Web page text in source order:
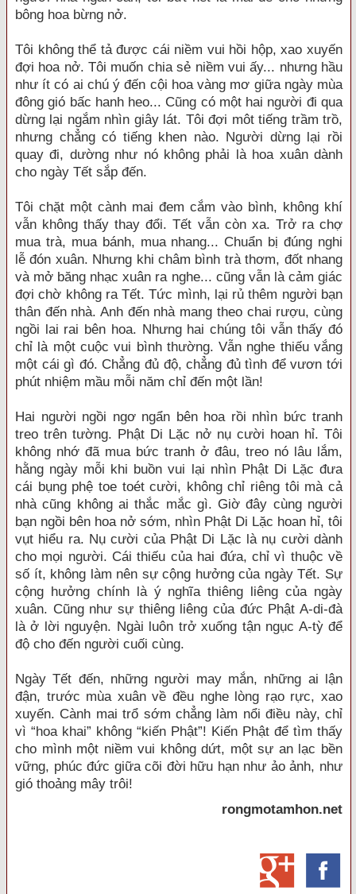
bông hoa bừng nở.
Tôi không thể tả được cái niềm vui hồi hộp, xao xuyến
đợi hoa nở. Tôi muốn chia sẻ niềm vui ấy... nhưng hầu
như ít có ai chú ý đến cội hoa vàng mơ giữa ngày mùa
đông gió bấc hanh heo... Cũng có một hai người đi qua
dừng lại ngắm nhìn giây lát. Tôi đợi môt tiếng trầm trồ,
nhưng chẳng có tiếng khen nào. Người dừng lại rồi
quay đi, dường như nó không phải là hoa xuân dành
cho ngày Tết sắp đến.
Tôi chặt một cành mai đem cắm vào bình, không khí
vẫn không thấy thay đổi. Tết vẫn còn xa. Trở ra chợ
mua trà, mua bánh, mua nhang... Chuẩn bị đúng nghi
lễ đón xuân. Nhưng khi châm bình trà thơm, đốt nhang
và mở băng nhạc xuân ra nghe... cũng vẫn là cảm giác
đợi chờ không ra Tết. Tức mình, lại rủ thêm người bạn
thân đến nhà. Anh đến nhà mang theo chai rượu, cùng
ngồi lai rai bên hoa. Nhưng hai chúng tôi vẫn thấy đó
chỉ là một cuộc vui bình thường. Vẫn nghe thiếu vắng
một cái gì đó. Chẳng đủ độ, chẳng đủ tình để vươn tới
phút nhiệm mầu mỗi năm chỉ đến một lần!
Hai người ngồi ngơ ngẩn bên hoa rồi nhìn bức tranh
treo trên tường. Phật Di Lặc nở nụ cười hoan hỉ. Tôi
không nhớ đã mua bức tranh ở đâu, treo nó lâu lắm,
hằng ngày mỗi khi buồn vui lại nhìn Phật Di Lặc đưa
cái bụng phệ toe toét cười, không chỉ riêng tôi mà cả
nhà cũng không ai thắc mắc gì. Giờ đây cùng người
bạn ngồi bên hoa nở sớm, nhìn Phật Di Lặc hoan hỉ, tôi
vụt hiểu ra. Nụ cười của Phật Di Lặc là nụ cười dành
cho mọi người. Cái thiếu của hai đứa, chỉ vì thuộc về
số ít, không làm nên sự cộng hưởng của ngày Tết. Sự
cộng hưởng chính là ý nghĩa thiêng liêng của ngày
xuân. Cũng như sự thiêng liêng của đức Phật A-di-đà
là ở lời nguyện. Ngài luôn trở xuống tận ngục A-tỳ để
độ cho đến người cuối cùng.
Ngày Tết đến, những người may mắn, những ai lận
đận, trước mùa xuân về đều nghe lòng rạo rực, xao
xuyến. Cành mai trổ sớm chẳng làm nổi điều này, chỉ
vì “hoa khai” không “kiến Phật”! Kiến Phật để tìm thấy
cho mình một niềm vui không dứt, một sự an lạc bền
vững, phúc đức giữa cõi đời hữu hạn như ảo ảnh, như
gió thoảng mây trôi!
rongmotamhon.net